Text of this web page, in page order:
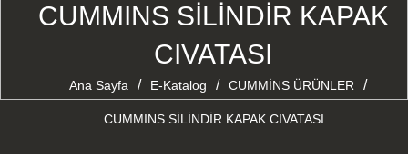
CUMMINS SİLİNDİR KAPAK
CIVATASI
Ana Sayfa / E-Katalog / CUMMİNS ÜRÜNLER /
CUMMINS SİLİNDİR KAPAK CIVATASI